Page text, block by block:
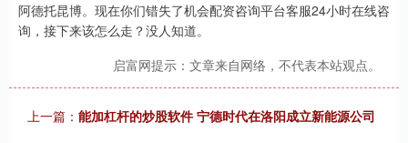
阿德托昆博。现在你们错失了机会配资咨询平台客服24小时在线咨
询，接下来该怎么走？没人知道。
启富网提示：文章来自网络，不代表本站观点。
上一篇： 能加杠杆的炒股软件 宁德时代在洛阳成立新能源公司